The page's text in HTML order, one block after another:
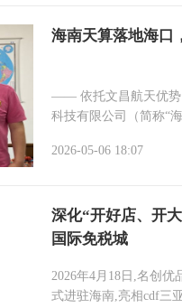
海南天算落地海口
—— 依托文昌航天优势
2026-05-06 18:07
深化“开好店、开
国际免税城
2026年4月18日,名创
式进驻海南,亮相cdf三